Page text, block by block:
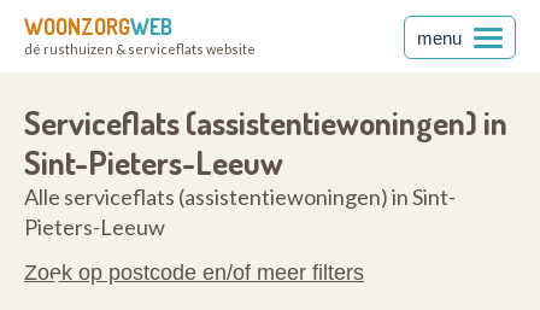
WOONZORGWEB
dé rusthuizen & serviceflats website
menu
Serviceflats (assistentiewoningen) in
Sint-Pieters-Leeuw
Alle serviceflats (assistentiewoningen) in Sint-
Pieters-Leeuw
Zoek op postcode en/of meer filters